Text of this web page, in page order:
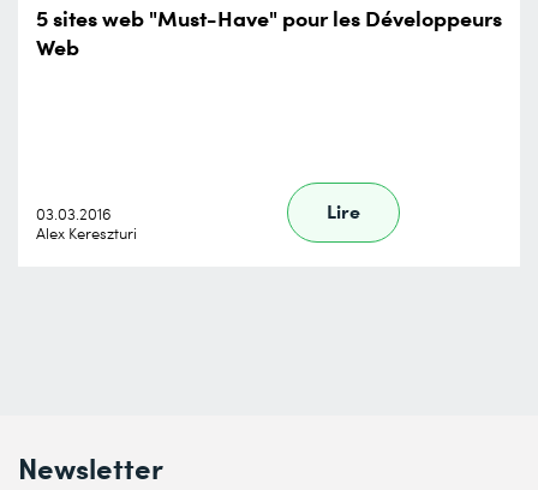
5 sites web "Must-Have" pour les Développeurs
Web
03.03.2016
Alex Kereszturi
Lire
Newsletter